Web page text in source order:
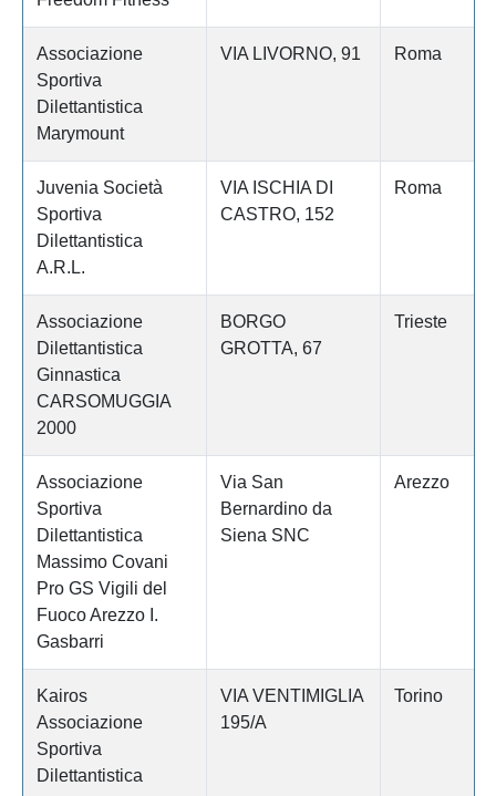
Associazione
Sportiva
Dilettantistica
Marymount
VIA LIVORNO, 91 Roma
Juvenia Società
Sportiva
Dilettantistica
A.R.L.
VIA ISCHIA DI
CASTRO, 152
Roma
Associazione
Dilettantistica
Ginnastica
CARSOMUGGIA
2000
BORGO
GROTTA, 67
Trieste
Associazione
Sportiva
Dilettantistica
Massimo Covani
Pro GS Vigili del
Fuoco Arezzo I.
Gasbarri
Via San
Bernardino da
Siena SNC
Arezzo
Kairos
Associazione
Sportiva
Dilettantistica
VIA VENTIMIGLIA
195/A
Torino